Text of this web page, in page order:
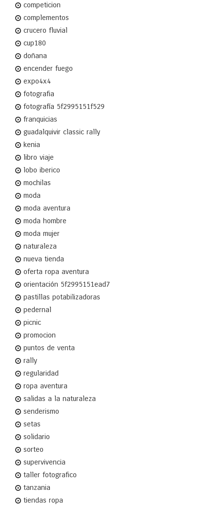
competicion
complementos
crucero fluvial
cup180
doñana
encender fuego
expo4x4
fotografia
fotografía 5f2995151f529
franquicias
guadalquivir classic rally
kenia
libro viaje
lobo iberico
mochilas
moda
moda aventura
moda hombre
moda mujer
naturaleza
nueva tienda
oferta ropa aventura
orientación 5f2995151ead7
pastillas potabilizadoras
pedernal
picnic
promocion
puntos de venta
rally
regularidad
ropa aventura
salidas a la naturaleza
senderismo
setas
solidario
sorteo
supervivencia
taller fotografico
tanzania
tiendas ropa